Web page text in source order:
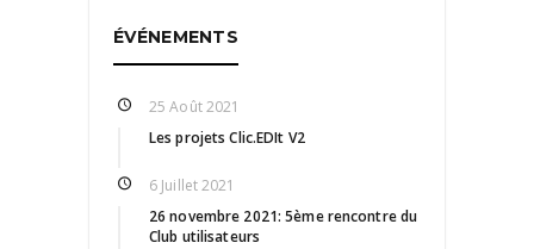
ÉVÉNEMENTS
25 Août 2021
Les projets Clic.EDIt V2
6 Juillet 2021
26 novembre 2021: 5ème rencontre du
Club utilisateurs